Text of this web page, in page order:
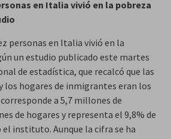
en Italia vivió en la pobreza
personas en Italia vivió en la
un estudio publicado este martes
de estadística, que recalcó que las
los hogares de inmigrantes eran los
a 5,7 millones de
de hogares y representa el 9,8% de
instituto. Aunque la cifra se ha